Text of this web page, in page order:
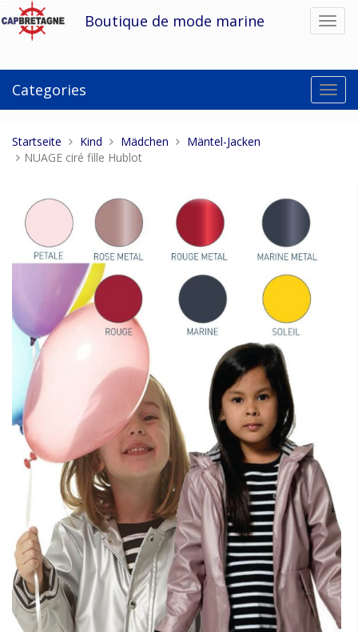
Direkt
zum
Inhalt
Boutique de mode marine
Categories
Sie
sind
Startseite Kind Mädchen
Mäntel-Jacken
NUAGE ciré fille Hublot